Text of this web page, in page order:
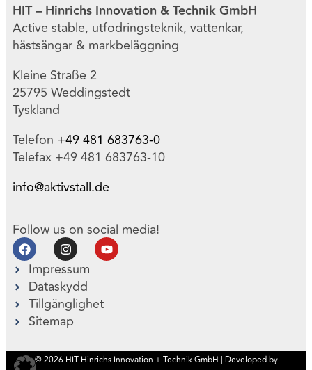
HIT – Hinrichs Innovation & Technik GmbH
Active stable, utfodringsteknik, vattenkar,
hästsängar & markbeläggning
Kleine Straße 2
25795 Weddingstedt
Tyskland
Telefon +49 481 683763-0
Telefax +49 481 683763-10
info@aktivstall.de
Follow us on social media!
Impressum
Dataskydd
Tillgänglighet
Sitemap
© 2026 HIT Hinrichs Innovation + Technik GmbH | Developed by